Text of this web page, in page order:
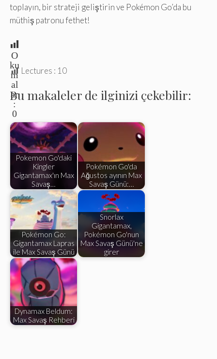
toplayın, bir strateji geliştirin ve Pokémon Go’da bu
müthiş patronu fethet!
O
ku
m
al
ar
:
0
Lectures : 10
Bu makaleler de ilginizi çekebilir:
Pokemon Go'daki
Kingler
Gigantamax'ın Max
Savaş…
Pokémon Go'da
Ağustos ayının Max
Savaş Günü:…
Pokémon Go:
Gigantamax Lapras
ile Max Savaş Günü
Snorlax
Gigantamax,
Pokémon Go'nun
Max Savaş Günü'ne
girer
Dynamax Beldum:
Max Savaş Rehberi